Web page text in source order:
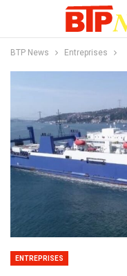
BTP News Entreprises
ENTREPRISES